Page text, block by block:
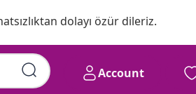
dolayı özür dileriz.
Account